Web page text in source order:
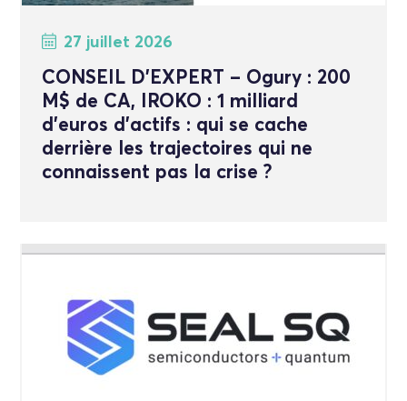
27 juillet 2026
CONSEIL D’EXPERT – Ogury : 200
M$ de CA, IROKO : 1 milliard
d’euros d’actifs : qui se cache
derrière les trajectoires qui ne
connaissent pas la crise ?